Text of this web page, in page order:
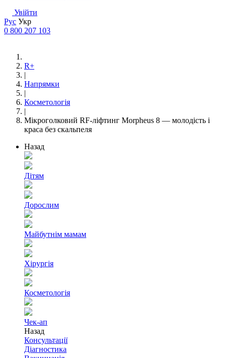
Увійти
Рус Укр
0 800 207 103
R+
|
Напрямки
|
Косметологія
|
Мікроголковий RF-ліфтинг Morpheus 8 — молодість і
краса без скальпеля
Назад
Дітям
Дорослим
Майбутнім мамам
Хірургія
Косметологія
Чек-ап
Назад
Консультації
Діагностика